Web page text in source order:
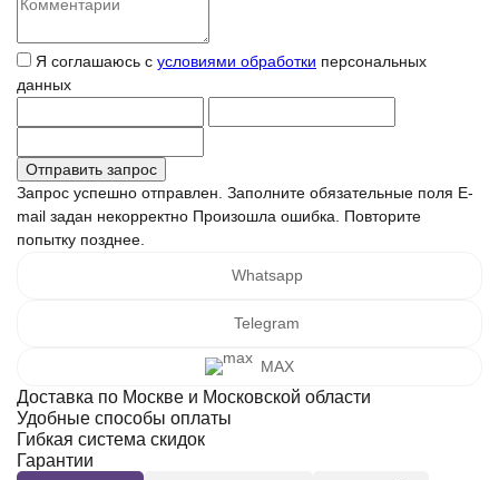
Я соглашаюсь с условиями обработки персональных
данных
Запрос успешно отправлен. Заполните обязательные поля E-
mail задан некорректно Произошла ошибка. Повторите
попытку позднее.
Whatsapp
Telegram
MAX
Доставка по Москве и Московской области
Удобные способы оплаты
Гибкая система скидок
Гарантии